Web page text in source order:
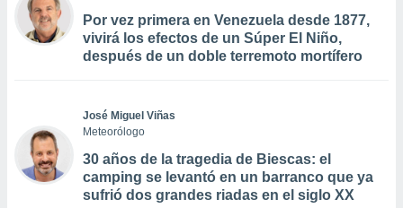
Por vez primera en Venezuela desde 1877,
vivirá los efectos de un Súper El Niño,
después de un doble terremoto mortífero
José Miguel Viñas
Meteorólogo
30 años de la tragedia de Biescas: el
camping se levantó en un barranco que ya
sufrió dos grandes riadas en el siglo XX